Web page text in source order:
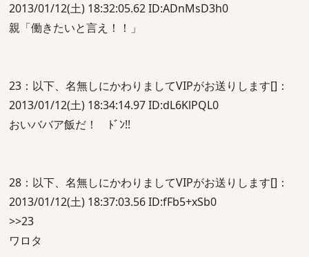
2013/01/12(土) 18:32:05.62 ID:ADnMsD3h0
親「働きたいと言え！！」
23：以下、名無しにかわりましてVIPがお送りします[]：
2013/01/12(土) 18:34:14.97 ID:dL6KlPQL0
おいババア飯だ！ ﾄﾞﾝ!!
28：以下、名無しにかわりましてVIPがお送りします[]：
2013/01/12(土) 18:37:03.56 ID:fFb5+xSb0
>>23
ワロタ